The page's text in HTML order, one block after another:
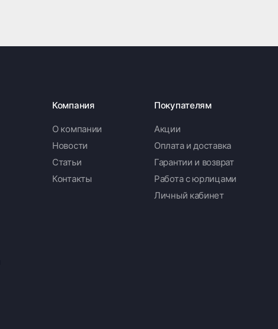
Компания
О компании
Новости
Статьи
Контакты
Покупателям
Акции
Оплата и доставка
Гарантии и возврат
Работа с юрлицами
Личный кабинет